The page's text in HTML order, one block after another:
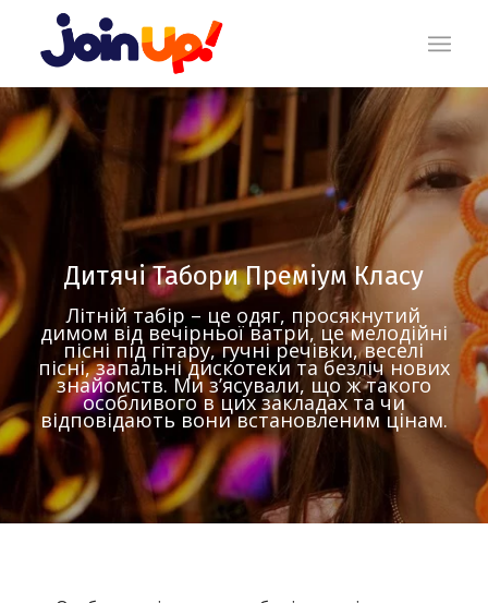
Дитячі Табори Преміум Класу
Літній табір – це одяг, просякнутий
димом від вечірньої ватри, це мелодійні
пісні під гітару, гучні речівки, веселі
пісні, запальні дискотеки та безліч нових
знайомств. Ми з’ясували, що ж такого
особливого в цих закладах та чи
відповідають вони встановленим цінам.